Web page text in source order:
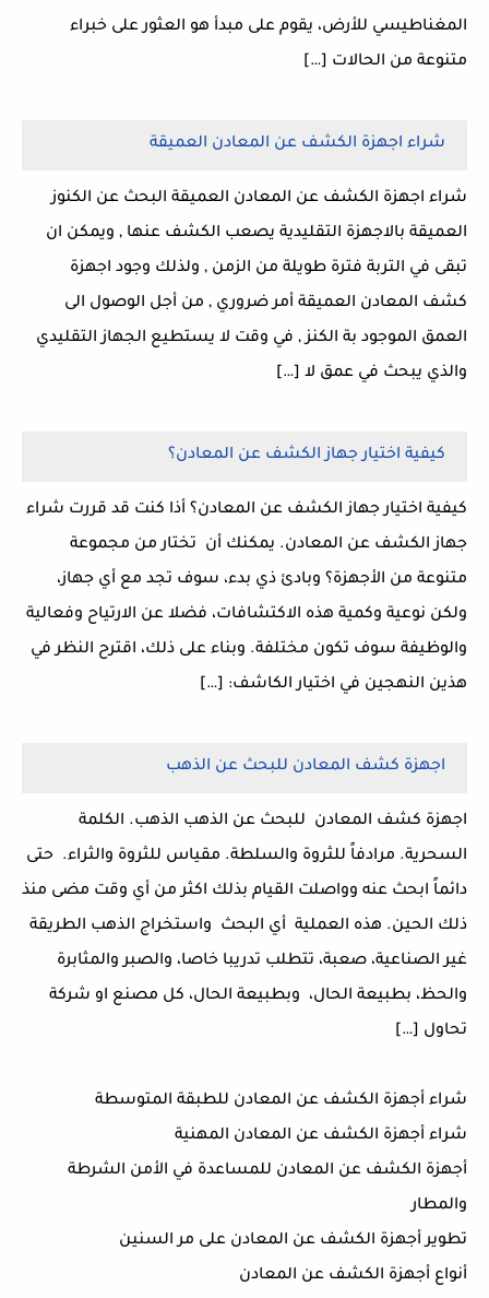
المغناطيسي للأرض، يقوم على مبدأ هو العثور على خبراء
متنوعة من الحالات […]
شراء اجهزة الكشف عن المعادن العميقة
شراء اجهزة الكشف عن المعادن العميقة البحث عن الكنوز
العميقة بالاجهزة التقليدية يصعب الكشف عنها , ويمكن ان
تبقى في التربة فترة طويلة من الزمن , ولذلك وجود اجهزة
كشف المعادن العميقة أمر ضروري , من أجل الوصول الى
العمق الموجود بة الكنز , في وقت لا يستطيع الجهاز التقليدي
والذي يبحث في عمق لا […]
كيفية اختيار جهاز الكشف عن المعادن؟
كيفية اختيار جهاز الكشف عن المعادن؟ أذا كنت قد قررت شراء
جهاز الكشف عن المعادن. يمكنك أن تختار من مجموعة
متنوعة من الأجهزة؟ وبادئ ذي بدء، سوف تجد مع أي جهاز،
ولكن نوعية وكمية هذه الاكتشافات، فضلا عن الارتياح وفعالية
والوظيفة سوف تكون مختلفة. وبناء على ذلك، اقترح النظر في
هذين النهجين في اختيار الكاشف: […]
اجهزة كشف المعادن للبحث عن الذهب
اجهزة كشف المعادن للبحث عن الذهب الذهب. الكلمة
السحرية. مرادفاً للثروة والسلطة. مقياس للثروة والثراء. حتى
دائماً ابحث عنه وواصلت القيام بذلك اكثر من أي وقت مضى منذ
ذلك الحين. هذه العملية أي البحث واستخراج الذهب الطريقة
غير الصناعية، صعبة، تتطلب تدريبا خاصا، والصبر والمثابرة
والحظ، بطبيعة الحال، وبطبيعة الحال، كل مصنع او شركة
تحاول […]
شراء أجهزة الكشف عن المعادن للطبقة المتوسطة
شراء أجهزة الكشف عن المعادن المهنية
أجهزة الكشف عن المعادن للمساعدة في الأمن الشرطة
والمطار
تطوير أجهزة الكشف عن المعادن على مر السنين
أنواع أجهزة الكشف عن المعادن